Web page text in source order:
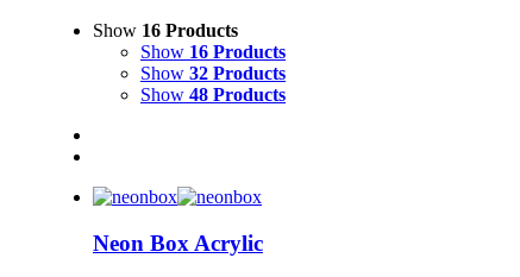
Show 16 Products
Show 16 Products
Show 32 Products
Show 48 Products
Neon Box Acrylic